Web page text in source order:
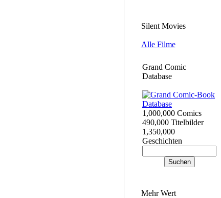
Silent Movies
Alle Filme
Grand Comic
Database
1,000,000 Comics
490,000 Titelbilder
1,350,000
Geschichten
Mehr Wert